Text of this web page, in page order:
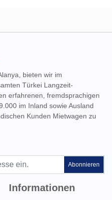
bieten wir im
Türkei Langzeit-
erfahrenen, fremdsprachigen
im Inland sowie Ausland
Kunden Mietwagen zu
Abonnieren
Informationen